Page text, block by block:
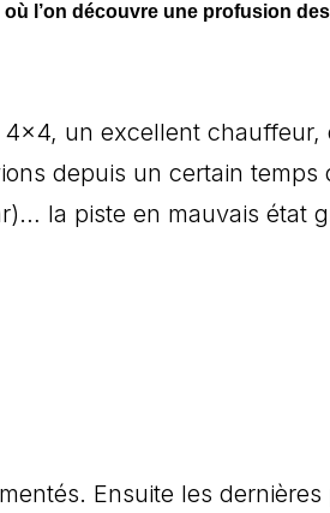
l’on découvre une profusion
un excellent chauffeur,
depuis un certain temps
la piste en mauvais état
Ensuite les